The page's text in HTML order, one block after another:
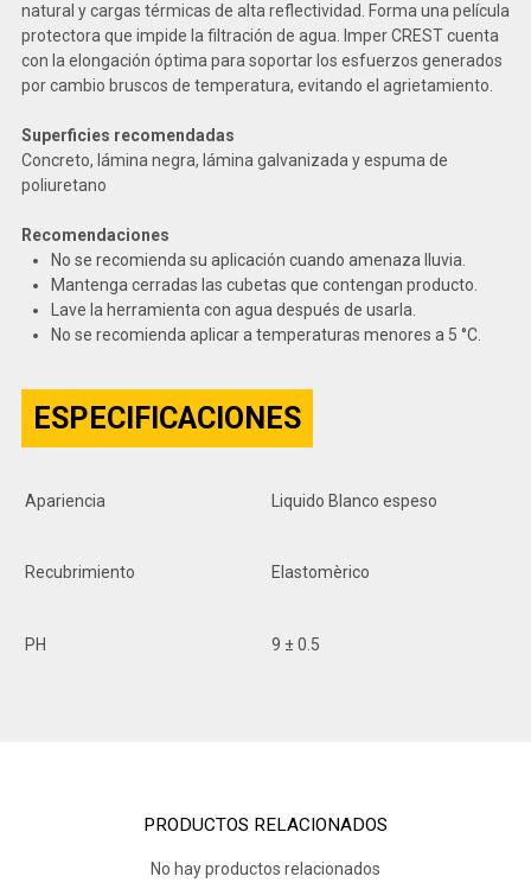
natural y cargas térmicas de alta reflectividad. Forma una película
protectora que impide la filtración de agua. Imper CREST cuenta
con la elongación óptima para soportar los esfuerzos generados
por cambio bruscos de temperatura, evitando el agrietamiento.
Superficies recomendadas
Concreto, lámina negra, lámina galvanizada y espuma de
poliuretano
Recomendaciones
No se recomienda su aplicación cuando amenaza lluvia.
Mantenga cerradas las cubetas que contengan producto.
Lave la herramienta con agua después de usarla.
No se recomienda aplicar a temperaturas menores a 5 °C.
ESPECIFICACIONES
Apariencia Liquido Blanco espeso
Recubrimiento Elastomèrico
PH 9 ± 0.5
PRODUCTOS RELACIONADOS
No hay productos relacionados